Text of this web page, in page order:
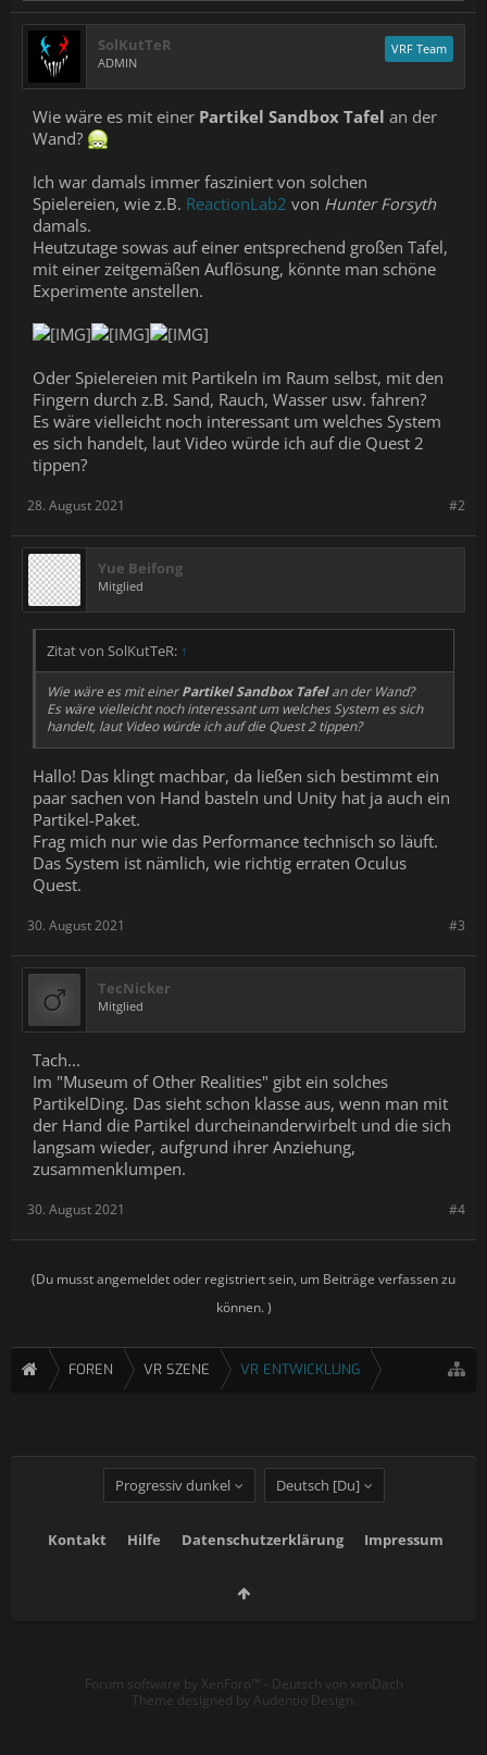
SolKutTeR
ADMIN
VRF Team
Wie wäre es mit einer Partikel Sandbox Tafel an der
Wand?
Ich war damals immer fasziniert von solchen
Spielereien, wie z.B. ReactionLab2 von Hunter Forsyth
damals.
Heutzutage sowas auf einer entsprechend großen Tafel,
mit einer zeitgemäßen Auflösung, könnte man schöne
Experimente anstellen.
Oder Spielereien mit Partikeln im Raum selbst, mit den
Fingern durch z.B. Sand, Rauch, Wasser usw. fahren?
Es wäre vielleicht noch interessant um welches System
es sich handelt, laut Video würde ich auf die Quest 2
tippen?
#2
28. August 2021
Yue Beifong
Mitglied
Zitat von SolKutTeR: ↑
Wie wäre es mit einerPartikel Sandbox Tafelan der Wand?
Es wäre vielleicht noch interessant um welches System es sich
handelt, laut Video würde ich auf die Quest 2 tippen?
Hallo! Das klingt machbar, da ließen sich bestimmt ein
paar sachen von Hand basteln und Unity hat ja auch ein
Partikel-Paket.
Frag mich nur wie das Performance technisch so läuft.
Das System ist nämlich, wie richtig erraten Oculus
Quest.
#3
30. August 2021
TecNicker
Mitglied
Tach...
Im "Museum of Other Realities" gibt ein solches
PartikelDing. Das sieht schon klasse aus, wenn man mit
der Hand die Partikel durcheinanderwirbelt und die sich
langsam wieder, aufgrund ihrer Anziehung,
zusammenklumpen.
#4
30. August 2021
(Du musst angemeldet oder registriert sein, um Beiträge verfassen zu
können. )
FOREN VR SZENE VR ENTWICKLUNG
Progressiv dunkel Deutsch [Du]
Kontakt Hilfe Datenschutzerklärung Impressum
Forum software by XenForo™ - Deutsch von xenDach
Theme designed by Audentio Design.